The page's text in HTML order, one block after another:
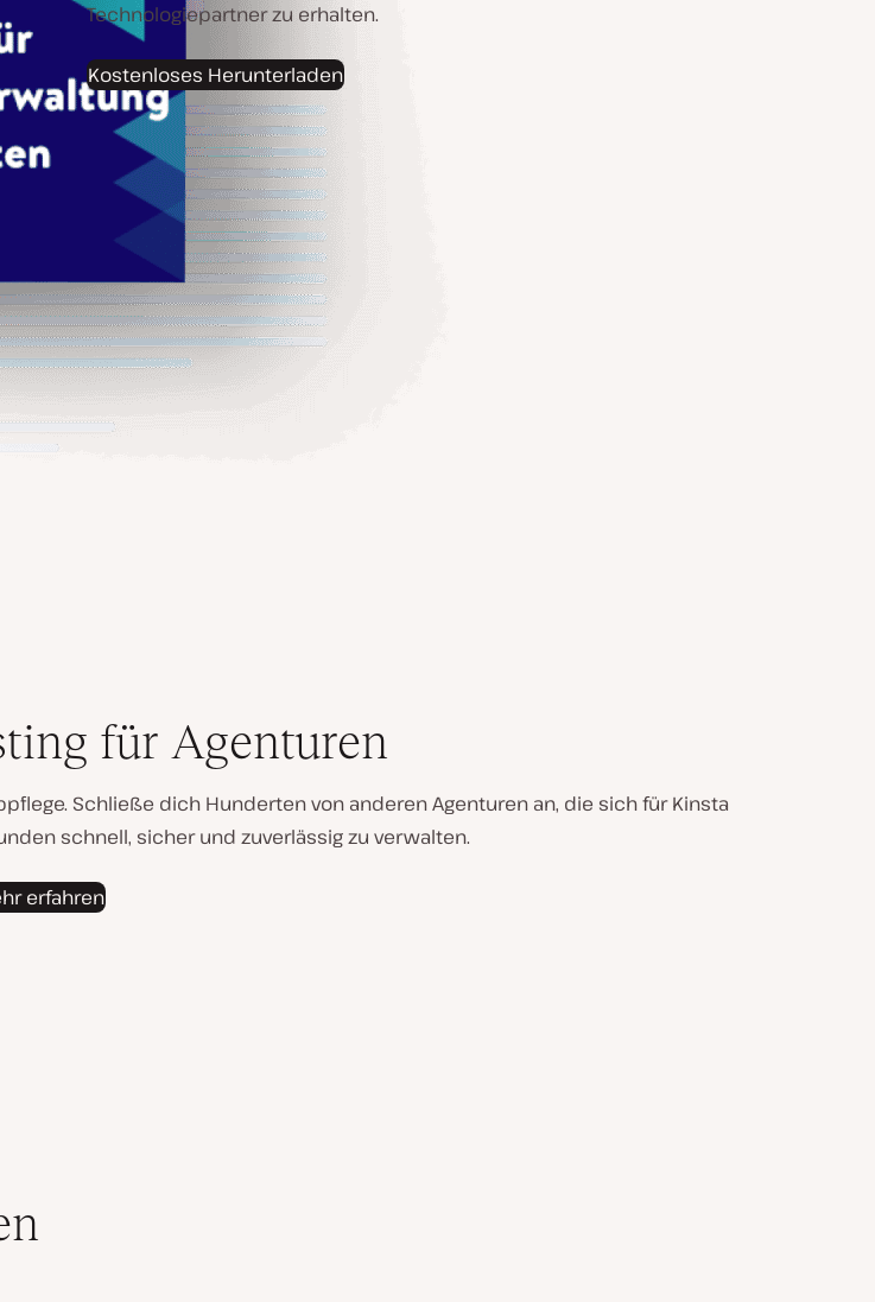
Technologiepartner zu erhalten.
Kostenloses Herunterladen
für Agenturen
Schließe dich Hunderten von anderen Agenturen an, die sich für Kinsta
schnell, sicher und zuverlässig zu verwalten.
erfahren